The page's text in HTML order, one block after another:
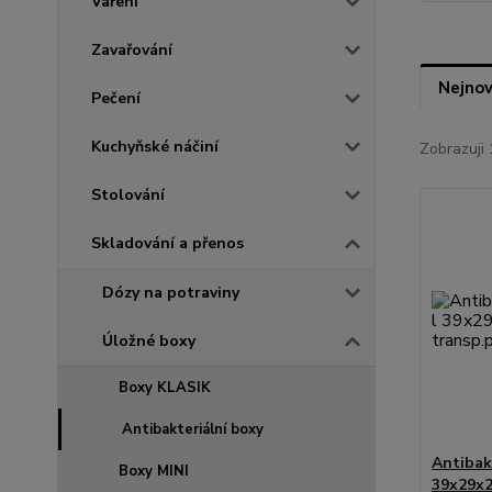
Zavařování
Pečení
Kuchyňské náčiní
Stolování
Skladování a přenos
Dózy na potraviny
Úložné boxy
Boxy KLASIK
Antibakteriální boxy
Boxy MINI
Zobrazuji